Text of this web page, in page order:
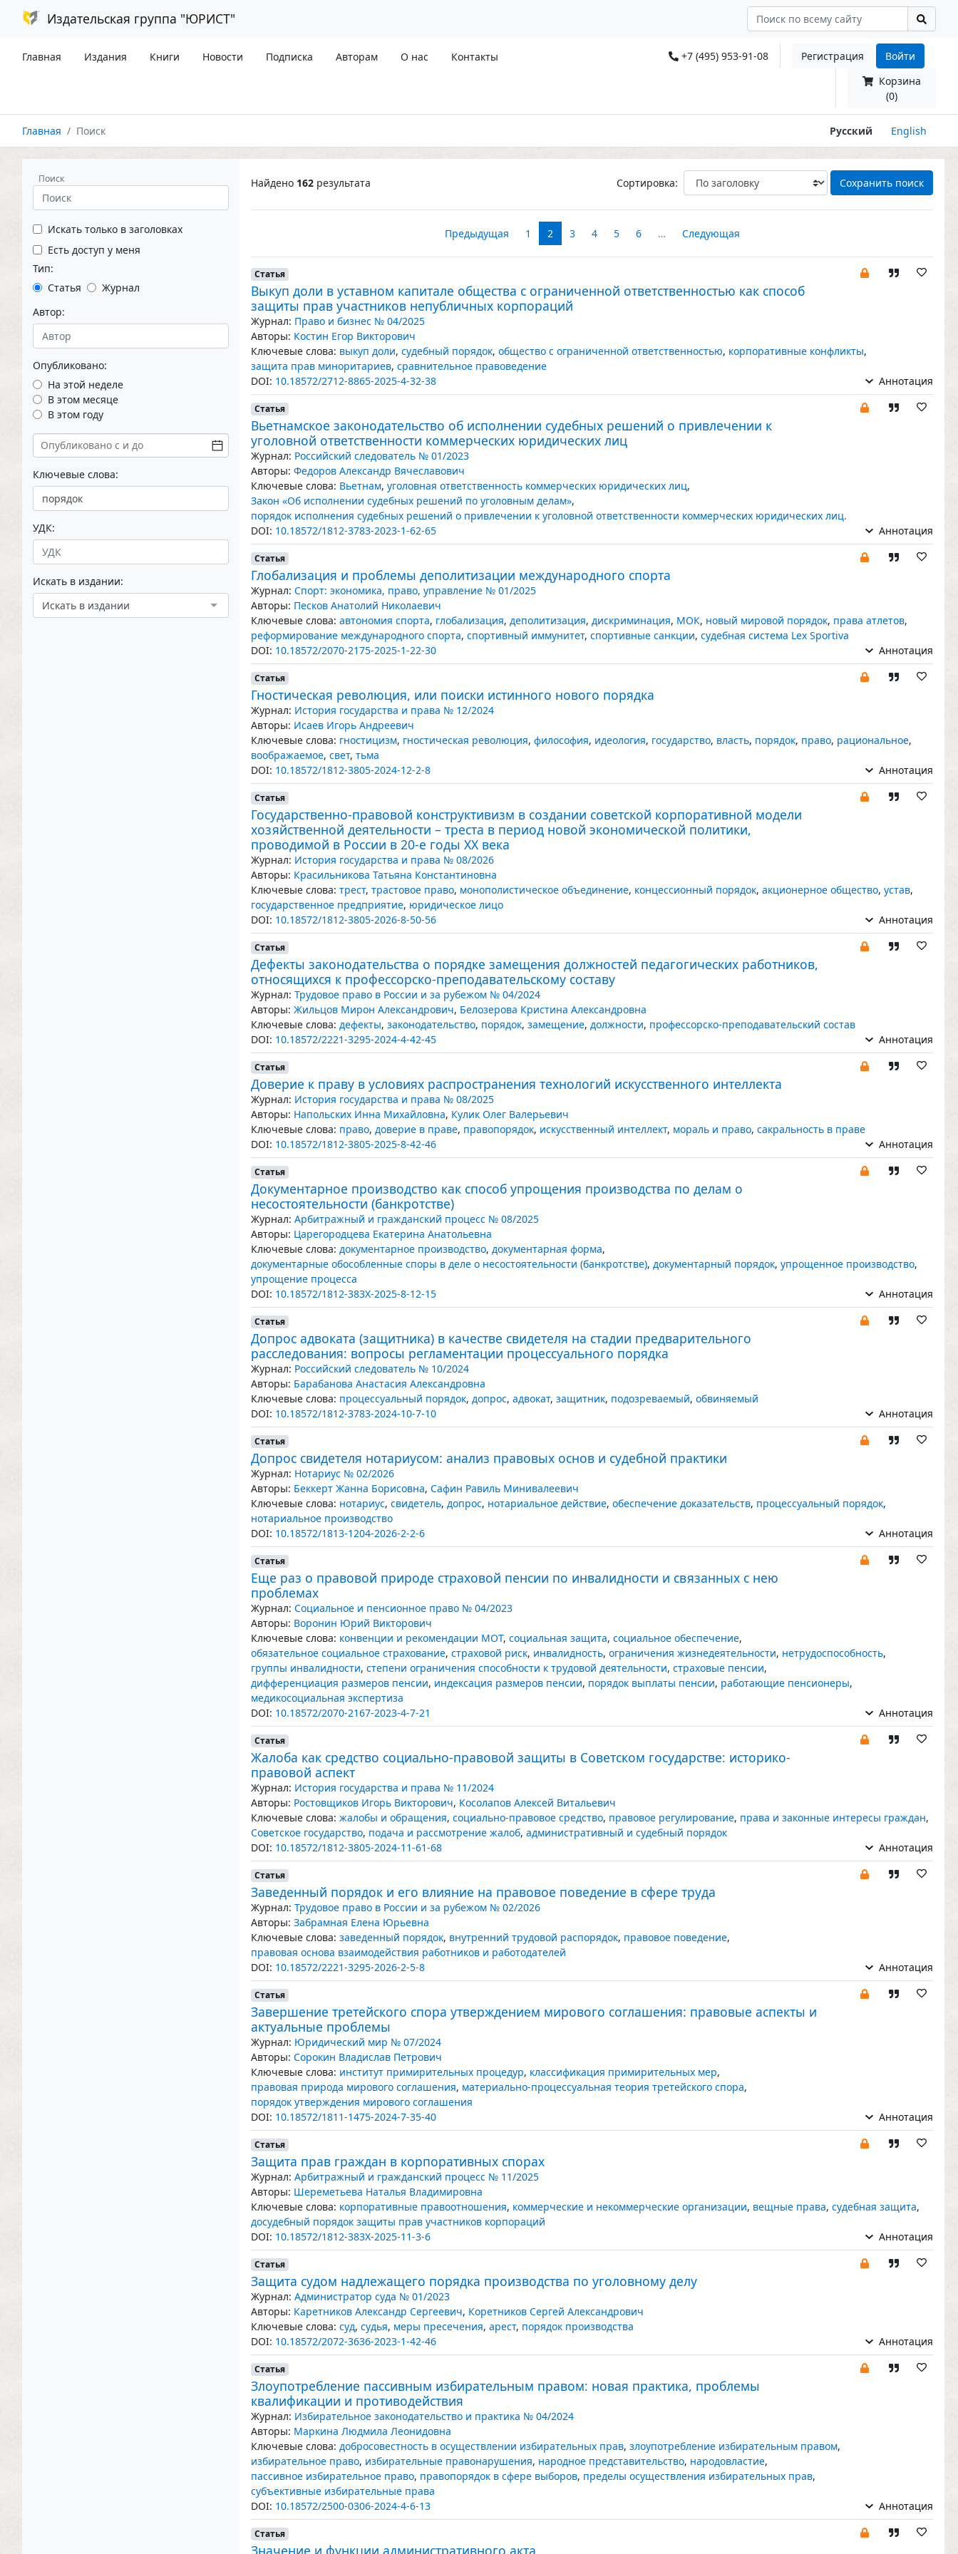
Издательская группа "ЮРИСТ"
Главная Издания Книги Новости Подписка Авторам О нас Контакты +7 (495) 953-91-08 Регистрация
Войти
Корзина
(0)
Главная Поиск Русский English
Поиск
Искать только в заголовках
Есть доступ у меня
Тип:
Статья
Журнал
Автор:
Опубликовано:
На этой неделе
В этом месяце
В этом году
Ключевые слова:
УДК:
Искать в издании:
Искать в издании
Найдено 162 результата Сортировка: Сохранить поиск
Предыдущая 1 2 3 4 5 6 … Следующая
Статья
Выкуп доли в уставном капитале общества с ограниченной ответственностью как способ
защиты прав участников непубличных корпораций
Журнал: Право и бизнес № 04/2025
Авторы: Костин Егор Викторович
Ключевые слова: выкуп доли, судебный порядок, общество с ограниченной ответственностью, корпоративные конфликты,
защита прав миноритариев, сравнительное правоведение
DOI: 10.18572/2712-8865-2025-4-32-38 Аннотация
Статья
Вьетнамское законодательство об исполнении судебных решений о привлечении к
уголовной ответственности коммерческих юридических лиц
Журнал: Российский следователь № 01/2023
Авторы: Федоров Александр Вячеславович
Ключевые слова: Вьетнам, уголовная ответственность коммерческих юридических лиц,
Закон «Об исполнении судебных решений по уголовным делам»,
порядок исполнения судебных решений о привлечении к уголовной ответственности коммерческих юридических лиц.
DOI: 10.18572/1812-3783-2023-1-62-65 Аннотация
Статья
Глобализация и проблемы деполитизации международного спорта
Журнал: Спорт: экономика, право, управление № 01/2025
Авторы: Песков Анатолий Николаевич
Ключевые слова: автономия спорта, глобализация, деполитизация, дискриминация, МОК, новый мировой порядок, права атлетов,
реформирование международного спорта, спортивный иммунитет, спортивные санкции, судебная система Lex Sportiva
DOI: 10.18572/2070-2175-2025-1-22-30 Аннотация
Статья
Гностическая революция, или поиски истинного нового порядка
Журнал: История государства и права № 12/2024
Авторы: Исаев Игорь Андреевич
Ключевые слова: гностицизм, гностическая революция, философия, идеология, государство, власть, порядок, право, рациональное,
воображаемое, свет, тьма
DOI: 10.18572/1812-3805-2024-12-2-8 Аннотация
Статья
Государственно-правовой конструктивизм в создании советской корпоративной модели
хозяйственной деятельности – треста в период новой экономической политики,
проводимой в России в 20-е годы ХХ века
Журнал: История государства и права № 08/2026
Авторы: Красильникова Татьяна Константиновна
Ключевые слова: трест, трастовое право, монополистическое объединение, концессионный порядок, акционерное общество, устав,
государственное предприятие, юридическое лицо
DOI: 10.18572/1812-3805-2026-8-50-56 Аннотация
Статья
Дефекты законодательства о порядке замещения должностей педагогических работников,
относящихся к профессорско-преподавательскому составу
Журнал: Трудовое право в России и за рубежом № 04/2024
Авторы: Жильцов Мирон Александрович, Белозерова Кристина Александровна
Ключевые слова: дефекты, законодательство, порядок, замещение, должности, профессорско-преподавательский состав
DOI: 10.18572/2221-3295-2024-4-42-45 Аннотация
Статья
Доверие к праву в условиях распространения технологий искусственного интеллекта
Журнал: История государства и права № 08/2025
Авторы: Напольских Инна Михайловна, Кулик Олег Валерьевич
Ключевые слова: право, доверие в праве, правопорядок, искусственный интеллект, мораль и право, сакральность в праве
DOI: 10.18572/1812-3805-2025-8-42-46 Аннотация
Статья
Документарное производство как способ упрощения производства по делам о
несостоятельности (банкротстве)
Журнал: Арбитражный и гражданский процесс № 08/2025
Авторы: Царегородцева Екатерина Анатольевна
Ключевые слова: документарное производство, документарная форма,
документарные обособленные споры в деле о несостоятельности (банкротстве), документарный порядок, упрощенное производство,
упрощение процесса
DOI: 10.18572/1812-383X-2025-8-12-15 Аннотация
Статья
Допрос адвоката (защитника) в качестве свидетеля на стадии предварительного
расследования: вопросы регламентации процессуального порядка
Журнал: Российский следователь № 10/2024
Авторы: Барабанова Анастасия Александровна
Ключевые слова: процессуальный порядок, допрос, адвокат, защитник, подозреваемый, обвиняемый
DOI: 10.18572/1812-3783-2024-10-7-10 Аннотация
Статья
Допрос свидетеля нотариусом: анализ правовых основ и судебной практики
Журнал: Нотариус № 02/2026
Авторы: Беккерт Жанна Борисовна, Сафин Равиль Минивалеевич
Ключевые слова: нотариус, свидетель, допрос, нотариальное действие, обеспечение доказательств, процессуальный порядок,
нотариальное производство
DOI: 10.18572/1813-1204-2026-2-2-6 Аннотация
Статья
Еще раз о правовой природе страховой пенсии по инвалидности и связанных с нею
проблемах
Журнал: Социальное и пенсионное право № 04/2023
Авторы: Воронин Юрий Викторович
Ключевые слова: конвенции и рекомендации МОТ, социальная защита, социальное обеспечение,
обязательное социальное страхование, страховой риск, инвалидность, ограничения жизнедеятельности, нетрудоспособность,
группы инвалидности, степени ограничения способности к трудовой деятельности, страховые пенсии,
дифференциация размеров пенсии, индексация размеров пенсии, порядок выплаты пенсии, работающие пенсионеры,
медикосоциальная экспертиза
DOI: 10.18572/2070-2167-2023-4-7-21 Аннотация
Статья
Жалоба как средство социально-правовой защиты в Советском государстве: историко-
правовой аспект
Журнал: История государства и права № 11/2024
Авторы: Ростовщиков Игорь Викторович, Косолапов Алексей Витальевич
Ключевые слова: жалобы и обращения, социально-правовое средство, правовое регулирование, права и законные интересы граждан,
Советское государство, подача и рассмотрение жалоб, административный и судебный порядок
DOI: 10.18572/1812-3805-2024-11-61-68 Аннотация
Статья
Заведенный порядок и его влияние на правовое поведение в сфере труда
Журнал: Трудовое право в России и за рубежом № 02/2026
Авторы: Забрамная Елена Юрьевна
Ключевые слова: заведенный порядок, внутренний трудовой распорядок, правовое поведение,
правовая основа взаимодействия работников и работодателей
DOI: 10.18572/2221-3295-2026-2-5-8 Аннотация
Статья
Завершение третейского спора утверждением мирового соглашения: правовые аспекты и
актуальные проблемы
Журнал: Юридический мир № 07/2024
Авторы: Сорокин Владислав Петрович
Ключевые слова: институт примирительных процедур, классификация примирительных мер,
правовая природа мирового соглашения, материально-процессуальная теория третейского спора,
порядок утверждения мирового соглашения
DOI: 10.18572/1811-1475-2024-7-35-40 Аннотация
Статья
Защита прав граждан в корпоративных спорах
Журнал: Арбитражный и гражданский процесс № 11/2025
Авторы: Шереметьева Наталья Владимировна
Ключевые слова: корпоративные правоотношения, коммерческие и некоммерческие организации, вещные права, судебная защита,
досудебный порядок защиты прав участников корпораций
DOI: 10.18572/1812-383X-2025-11-3-6 Аннотация
Статья
Защита судом надлежащего порядка производства по уголовному делу
Журнал: Администратор суда № 01/2023
Авторы: Каретников Александр Сергеевич, Коретников Сергей Александрович
Ключевые слова: суд, судья, меры пресечения, арест, порядок производства
DOI: 10.18572/2072-3636-2023-1-42-46 Аннотация
Статья
Злоупотребление пассивным избирательным правом: новая практика, проблемы
квалификации и противодействия
Журнал: Избирательное законодательство и практика № 04/2024
Авторы: Маркина Людмила Леонидовна
Ключевые слова: добросовестность в осуществлении избирательных прав, злоупотребление избирательным правом,
избирательное право, избирательные правонарушения, народное представительство, народовластие,
пассивное избирательное право, правопорядок в сфере выборов, пределы осуществления избирательных прав,
субъективные избирательные права
DOI: 10.18572/2500-0306-2024-4-6-13 Аннотация
Статья
Значение и функции административного акта